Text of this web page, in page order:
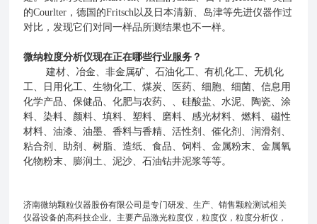
的Courlter，德国的Fritsch以及日本清新、岛津等先进仪器作过
对比，发现它们对同一样品所测结果也不一样。
微纳粒度分析仪现在正在哪些行业服务？
建材、冶金、非金属矿、石油化工、有机化工、无机化
工、日用化工、生物化工、煤炭、医药、细胞、细菌、信息用
化学产品、保健品、化肥与农药、、硅酸盐、水泥、陶瓷、涂
料、染料、颜料、填料、塑料、磨料、感光材料、燃料、磁性
材料、油漆、油墨、香料与香精、活性剂、催化剂、润滑剂、
粘合剂、助剂、树脂、造纸、食品、饲料、金属粉末、金属氧
化物粉末、膨润土、泥沙、石油钻井泥浆等等。
济南微纳颗粒仪器股份有限公司是专门研发、生产、销售颗粒测试相关
仪器设备的高科技企业。主要产品激光粒度仪，粒度仪，粒度分析仪，